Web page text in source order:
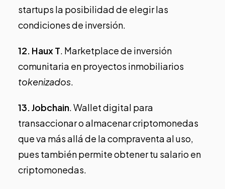
startups la posibilidad de elegir las
condiciones de inversión.
12. Haux T. Marketplace de inversión
comunitaria en proyectos inmobiliarios
tokenizados.
13.Jobchain. Wallet digital para
transaccionar o almacenar criptomonedas
que va más allá de la compraventa al uso,
pues también permite obtener tu salario en
criptomonedas.